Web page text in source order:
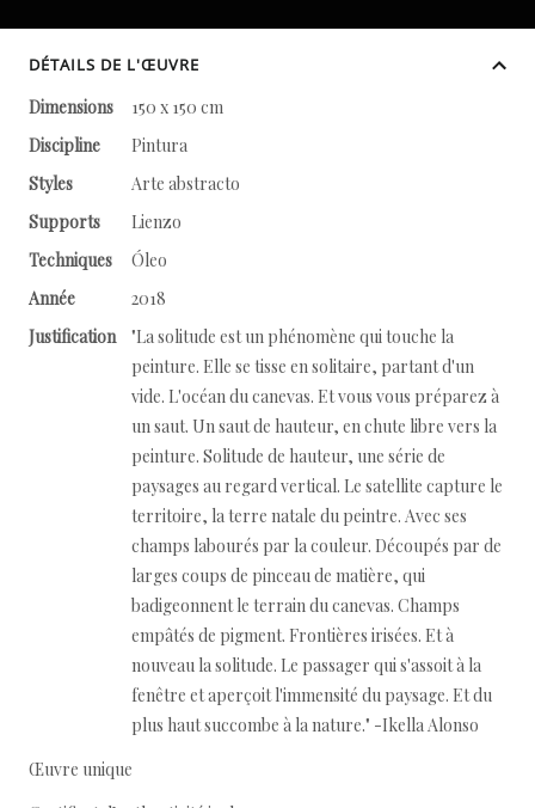
DÉTAILS DE L'ŒUVRE
Dimensions
150 x 150 cm
Discipline
Pintura
Styles
Arte abstracto
Supports
Lienzo
Techniques
Óleo
Année
2018
Justification
"La solitude est un phénomène qui touche la
peinture. Elle se tisse en solitaire, partant d'un
vide. L'océan du canevas. Et vous vous préparez à
un saut. Un saut de hauteur, en chute libre vers la
peinture. Solitude de hauteur, une série de
paysages au regard vertical. Le satellite capture le
territoire, la terre natale du peintre. Avec ses
champs labourés par la couleur. Découpés par de
larges coups de pinceau de matière, qui
badigeonnent le terrain du canevas. Champs
empâtés de pigment. Frontières irisées. Et à
nouveau la solitude. Le passager qui s'assoit à la
fenêtre et aperçoit l'immensité du paysage. Et du
plus haut succombe à la nature." -Ikella Alonso
Œuvre unique